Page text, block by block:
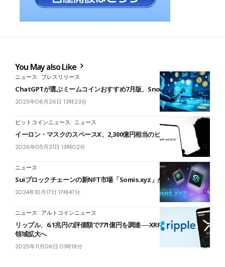
You May also Like
ニュース プレスリリース
ChatGPTが選ぶミームコインおすすめ7月版、Snorterが急浮上？
2025年06月26日 13時23分
ビットコインニュース ニュース
イーロン・マスクのスペースX、2,300億円相当のビットコイン保有
2026年05月21日 13時02分
ニュース
Suiブロックチェーンの新NFT市場「Somis.xyz」がローンチ間近
2024年10月17日 17時47分
ニュース アルトコインニュース
リップル、6.1兆円の評価額で771億円を調達──XRP・RLUSDで決済
領域拡大へ
2025年11月06日 01時18分